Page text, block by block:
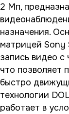
2 Мп,
назначения.
матрицей Sony
запись видео с
что позволяет
быстро
технологии
работает в